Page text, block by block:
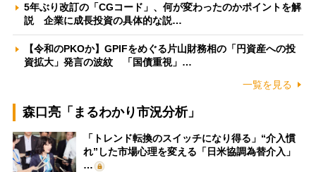
5年ぶり改訂の「CGコード」、何が変わったのかポイントを解
説 企業に成長投資の具体的な説…
【令和のPKOか】GPIFをめぐる片山財務相の「円資産への投
資拡大」発言の波紋 「国債重視」…
一覧を見る
森口亮「まるわかり市況分析」
「トレンド転換のスイッチになり得る」“介入慣
れ”した市場心理を変える「日米協調為替介入」
…